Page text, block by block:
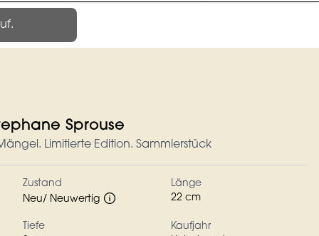
Sprouse
Limitierte Edition. Sammlerstück
Zustand
Neu/ Neuwertig
Länge
22 cm
Tiefe
Kaufjahr